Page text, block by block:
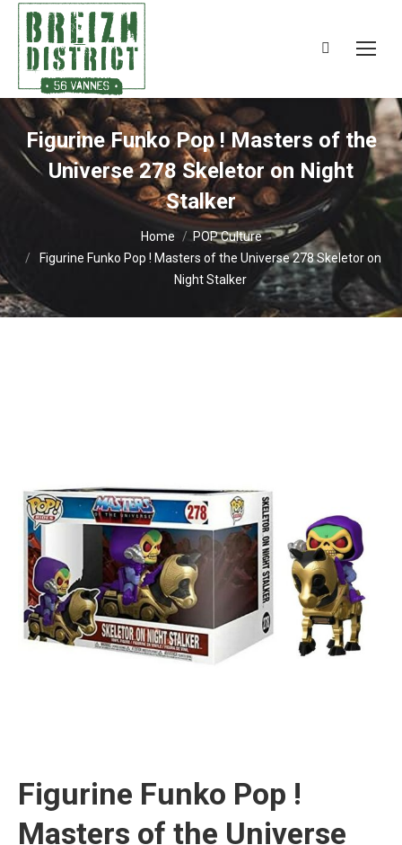
Search:
Figurine Funko Pop ! Masters of the
Universe 278 Skeletor on Night
Stalker
Home
POP Culture
Figurine Funko Pop ! Masters of the Universe 278 Skeletor on
Night Stalker
Figurine Funko Pop !
Masters of the Universe